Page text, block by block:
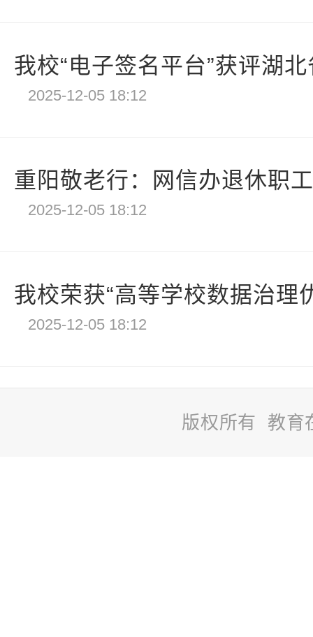
我校“电子签名平台”获评湖
2025-12-05 18:12
重阳敬老行：网信办退休职
2025-12-05 18:12
我校荣获“高等学校数据治理
2025-12-05 18:12
版权所有 教育